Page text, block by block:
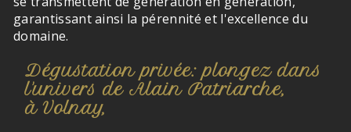
garantissant ainsi la pérennité et l'excellence du
domaine.
Dégustation privée: plongez dans
l'univers de Alain Patriarche,
à Volnay,